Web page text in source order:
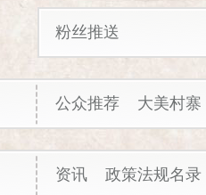
粉丝推送
公众推荐 大美村寨
资讯 政策法规名录